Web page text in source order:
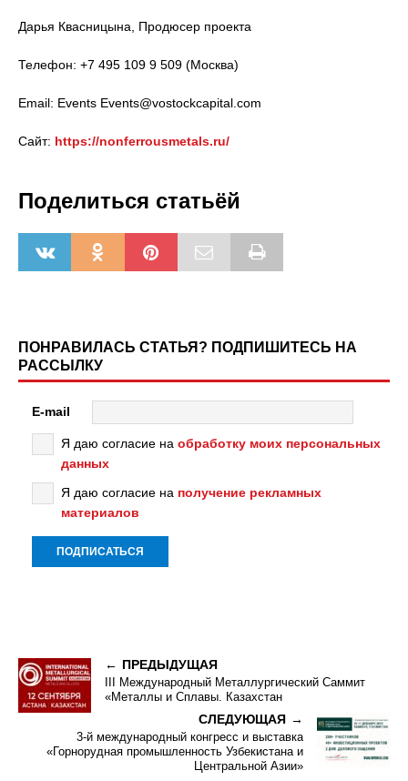
Дарья Квасницына, Продюсер проекта
Телефон: +7 495 109 9 509 (Москва)
Email: Events Events@vostockcapital.com
Сайт: https://nonferrousmetals.ru/
Поделиться статьёй
ПОНРАВИЛАСЬ СТАТЬЯ? ПОДПИШИТЕСЬ НА
РАССЫЛКУ
E-mail
Я даю согласие на обработку моих персональных
данных
Я даю согласие на получение рекламных
материалов
ПРЕДЫДУЩАЯ
III Международный Металлургический Саммит
«Металлы и Сплавы. Казахстан
СЛЕДУЮЩАЯ
3-й международный конгресс и выставка
«Горнорудная промышленность Узбекистана и
Центральной Азии»